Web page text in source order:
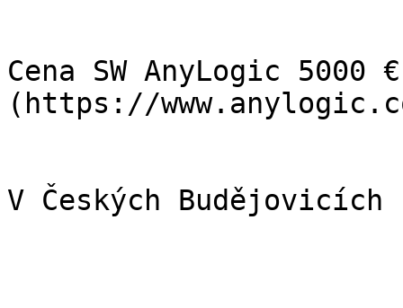
Cena SW AnyLogic
(https://
V Českých Budějovicích